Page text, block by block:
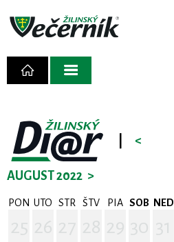
<
AUGUST 2022 >
PON UTO STR ŠTV PIA SOB NED